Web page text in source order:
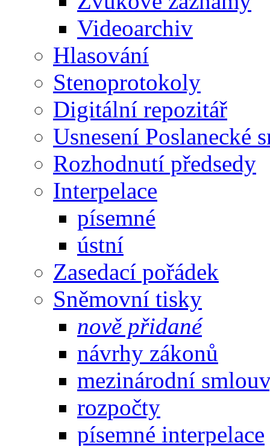
Videoarchiv
Hlasování
Stenoprotokoly
Digitální repozitář
Usnesení Poslanecké
Rozhodnutí předsedy
Interpelace
písemné
ústní
Zasedací pořádek
Sněmovní tisky
nově přidané
návrhy zákonů
mezinárodní
rozpočty
písemné interpelace